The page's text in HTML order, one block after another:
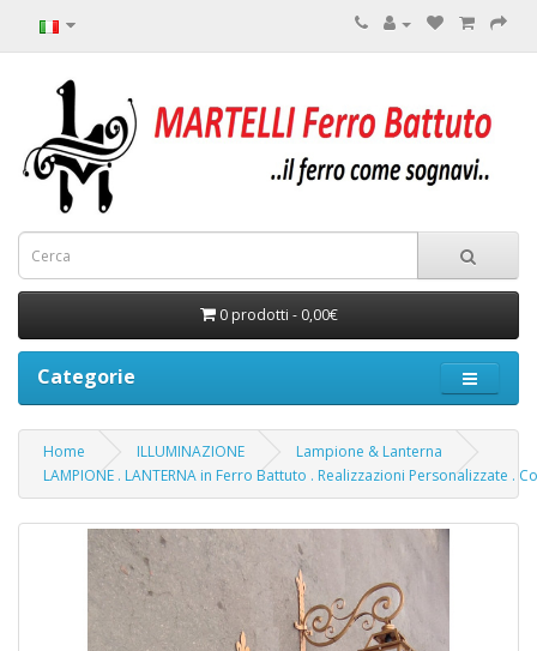
0 prodotti - 0,00€
Categorie
Home ILLUMINAZIONE
Lampione & Lanterna
LAMPIONE . LANTERNA in Ferro Battuto . Realizzazioni Personalizzate .